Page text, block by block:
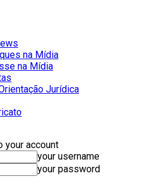
na Mídia
na Mídia
Jurídica
your account
your username
your password